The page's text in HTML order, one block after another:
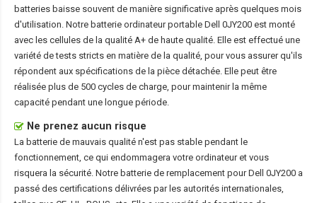
batteries baisse souvent de manière significative après quelques mois
d'utilisation. Notre batterie ordinateur portable Dell 0JY200 est monté
avec les cellules de la qualité A+ de haute qualité. Elle est effectué une
variété de tests stricts en matière de la qualité, pour vous assurer qu'ils
répondent aux spécifications de la pièce détachée. Elle peut être
réalisée plus de 500 cycles de charge, pour maintenir la même
capacité pendant une longue période.
Ne prenez aucun risque
La batterie de mauvais qualité n'est pas stable pendant le
fonctionnement, ce qui endommagera votre ordinateur et vous
risquera la sécurité. Notre batterie de remplacement pour Dell 0JY200 a
passé des certifications délivrées par les autorités internationales,